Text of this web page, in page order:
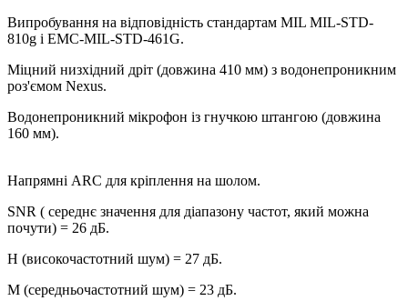
Випробування на відповідність стандартам MIL MIL-STD-
810g і EMC-MIL-STD-461G.
Міцний низхідний дріт (довжина 410 мм) з водонепроникним
роз'ємом Nexus.
Водонепроникний мікрофон із гнучкою штангою (довжина
160 мм).
Напрямні ARC для кріплення на шолом.
SNR ( середнє значення для діапазону частот, який можна
почути) = 26 дБ.
H (високочастотний шум) = 27 дБ.
M (середньочастотний шум) = 23 дБ.